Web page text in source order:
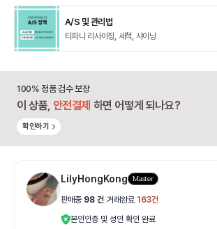
A/S 및 관리법
티파니 리사이징, 세척, 샤이닝
100% 정품 검수 보장
이 상품, 안전결제 하면 어떻게 되나요?
확인하기
LilyHongKong Master
판매중 98 건 거래완료 163건
본인인증 및 성인 확인 완료